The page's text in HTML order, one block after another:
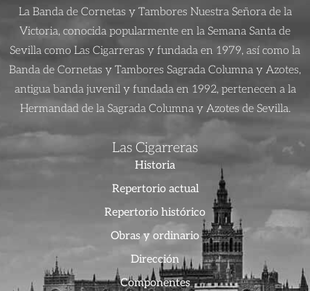
La Banda de Cornetas y Tambores Nuestra Señora de la
Victoria, conocida popularmente en la Semana Santa de
Sevilla como Las Cigarreras y fundada en 1979, así como la
Banda de Cornetas y Tambores Sagrada Columna y Azotes,
antigua banda juvenil y fundada en 1992, pertenecen a la
Hermandad de la Sagrada Columna y Azotes de Sevilla.
Las Cigarreras
Historia
Repertorio actual
Repertorio histórico
Obras y ordinario
Dirección
Componentes